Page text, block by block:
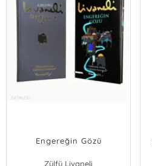
Engereğin Gözü
Zülfü Livaneli